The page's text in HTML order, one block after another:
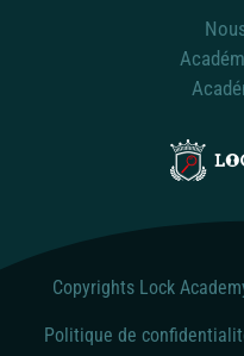
Copyrights Lock
Politique de